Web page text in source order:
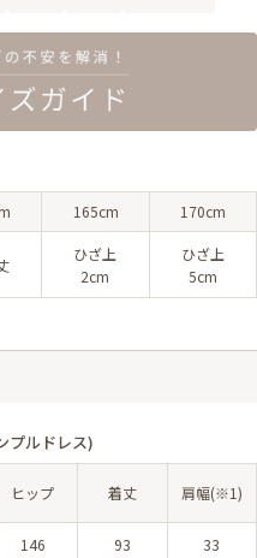
165cm 170cm
ひざ上
2cm
ひざ上
5cm
プルドレス)
ヒップ 着丈 肩幅(※1)
146 93 33